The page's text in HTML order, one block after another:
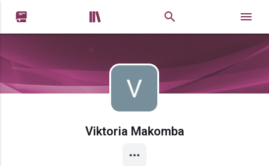
 
Viktoria Makomba